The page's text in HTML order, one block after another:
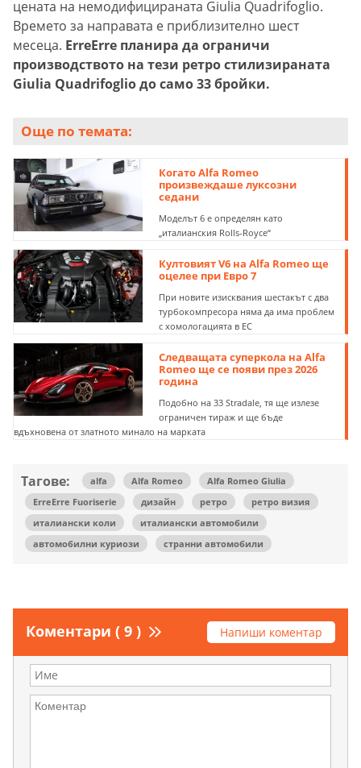
цената на немодифицираната Giulia Quadrifoglio.
Времето за направата е приблизително шест
месеца. ErreErre планира да ограничи
производството на тези ретро стилизираната
Giulia Quadrifoglio до само 33 бройки.
Още по темата:
Когато Alfa Romeo
произвеждаше луксозни
седани
Моделът 6 е определян като
„италианския Rolls-Royce“
Култовият V6 на Alfa Romeo ще
оцелее при Евро 7
При новите изисквания шестакът с два
турбокомпресора няма да има проблем
с хомологацията в ЕС
Следващата суперкола на Alfa
Romeo ще се появи през 2026
година
Подобно на 33 Stradale, тя ще излезе
ограничен тираж и ще бъде
вдъхновена от златното минало на марката
Тагове: alfa Alfa Romeo
Alfa Romeo Giulia
ErreErre Fuoriserie
дизайн ретро
ретро визия
италиански коли
италиански автомобили
автомобилни куриози
странни автомобили
Коментари ( 9 ) Напиши коментар